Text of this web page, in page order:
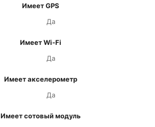
Имеет GPS
Да
Имеет Wi-Fi
Да
Имеет акселерометр
Да
Имеет сотовый модуль